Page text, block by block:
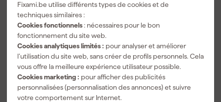
Fixami.be utilise différents types de cookies et de
techniques similaires :
Cookies fonctionnels : nécessaires pour le bon
fonctionnement du site web.
Cookies analytiques limités : pour analyser et améliorer
l’utilisation du site web, sans créer de profils personnels. Cela
vous offre la meilleure expérience utilisateur possible.
Cookies marketing : pour afficher des publicités
personnalisées (personnalisation des annonces) et suivre
votre comportement sur Internet.
Oxxa 11-540
Gants de
travail M-Grip
- Vert/Jaune -
8/M
Livré demain
Oxxa 11-540
Gants de
travail M-Grip
- Vert/Jaune -
10/XL
Livré demain
de sécurité
SecureFit -
antirayures -
verres bleus
miroités -
SF408AS-EU -
Livré demain
Prix de référence